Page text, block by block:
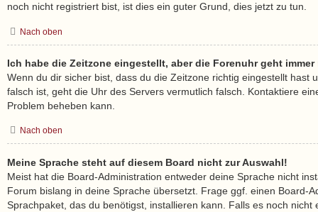
noch nicht registriert bist, ist dies ein guter Grund, dies jetzt zu tun.
Nach oben
Ich habe die Zeitzone eingestellt, aber die Forenuhr geht
Wenn du dir sicher bist, dass du die Zeitzone richtig eingestellt hast
falsch ist, geht die Uhr des Servers vermutlich falsch. Kontaktiere
Problem beheben kann.
Nach oben
Meine Sprache steht auf diesem Board nicht zur Auswahl!
Meist hat die Board-Administration entweder deine Sprache nicht
Forum bislang in deine Sprache übersetzt. Frage ggf. einen Board-
Sprachpaket, das du benötigst, installieren kann. Falls es noch nicht